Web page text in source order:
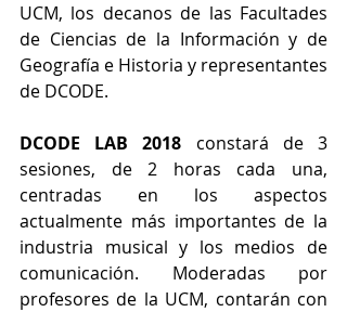
UCM, los decanos de las Facultades
de Ciencias de la Información y de
Geografía e Historia y representantes
de DCODE.
DCODE LAB 2018 constará de 3
sesiones, de 2 horas cada una,
centradas en los aspectos
actualmente más importantes de la
industria musical y los medios de
comunicación. Moderadas por
profesores de la UCM, contarán con